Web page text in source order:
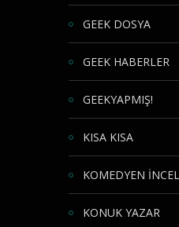
GEEK DOSYA
GEEK HABERLER
GEEKYAPMIŞ!
KISA KISA
KOMEDYEN
KONUK YAZAR